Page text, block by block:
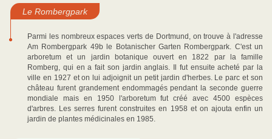
Le Rombergpark
Parmi les nombreux espaces verts de Dortmund, on trouve à l'adresse
Am Rombergpark 49b le Botanischer Garten Rombergpark. C'est un
arboretum et un jardin botanique ouvert en 1822 par la famille
Romberg, qui en a fait son jardin anglais. Il fut ensuite acheté par la
ville en 1927 et on lui adjoignit un petit jardin d'herbes. Le parc et son
château furent grandement endommagés pendant la seconde guerre
mondiale mais en 1950 l'arboretum fut créé avec 4500 espèces
d'arbres. Les serres furent construites en 1958 et on ajouta enfin un
jardin de plantes médicinales en 1985.